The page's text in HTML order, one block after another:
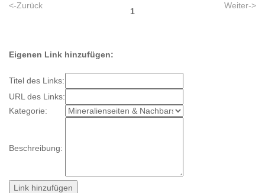
<-Zurück
1
Weiter->
Eigenen Link hinzufügen:
Titel des Links:
URL des Links:
Kategorie:
Beschreibung: